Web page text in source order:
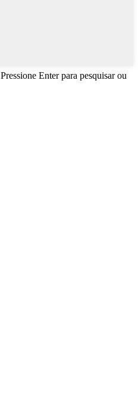
Pressione Enter para pesquisar ou